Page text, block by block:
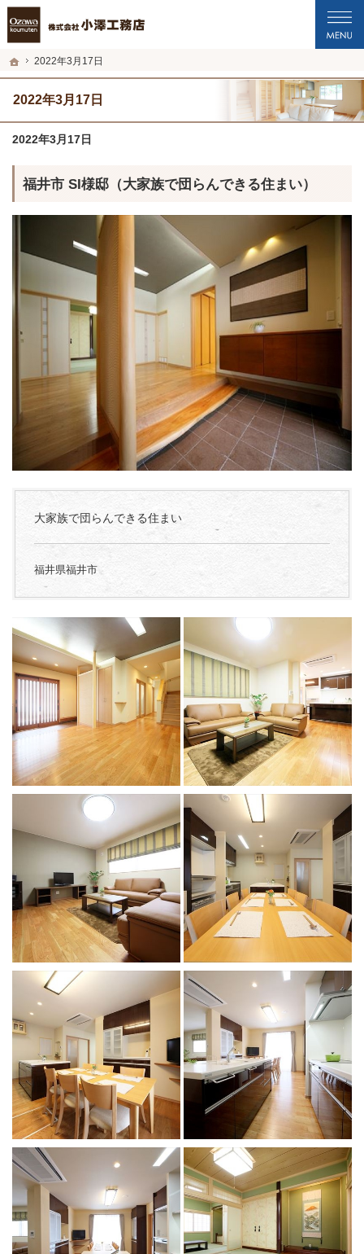
ホーム
2022年3月17日
2022年3月17日
プロの目線からご提案。福井市・鯖江市・坂井市の注文住宅・新築戸建てを手が
福井市・鯖江市・坂井市の新築・注文住宅・新築戸建てを手がける工務店なら小澤
2022年3月17日
福井市 SI様邸（大家族で団らんできる住まい）
大家族で団らんできる住まい
...
福井県福井市